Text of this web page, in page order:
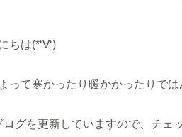
ちは(*‘∀‘)
って寒かったり暖かかったりで
グを更新していますので、チェ